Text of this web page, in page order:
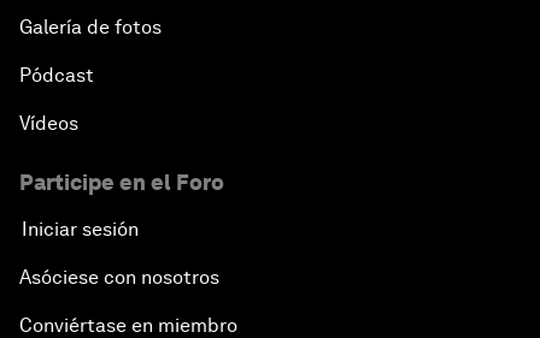
Galería de fotos
Pódcast
Vídeos
Participe en el Foro
Iniciar sesión
Asóciese con nosotros
Conviértase en miembro